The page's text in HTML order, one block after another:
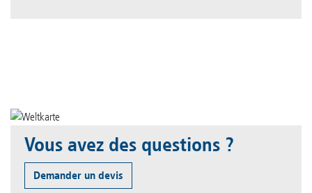
Vous avez des questions ?
Demander un devis